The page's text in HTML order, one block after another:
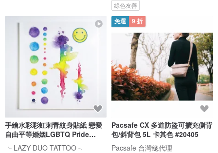
綠色友善
手繪水彩彩虹刺青紋身貼紙 戀愛
自由平等婚姻LGBTQ Pride
Rainbow
╰ LAZY DUO TATTOO ╮
免運 9 折
Pacsafe CX 多道防盜可擴充側背
包/斜背包 5L 卡其色 #20405
Pacsafe 台灣總代理